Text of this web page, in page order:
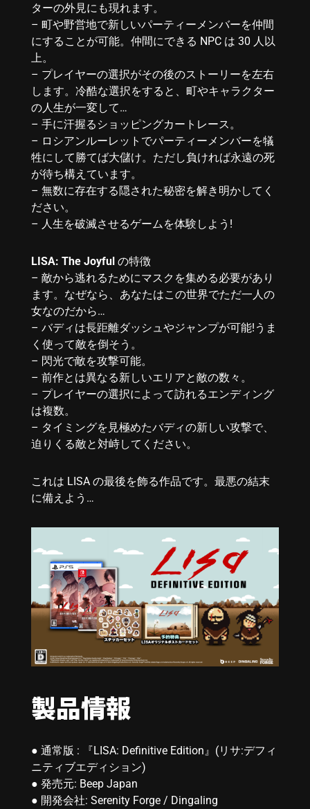
ターの外見にも現れます。
– 町や野営地で新しいパーティーメンバーを仲間
にすることが可能。仲間にできる NPC は 30 人以
上。
– プレイヤーの選択がその後のストーリーを左右
します。冷酷な選択をすると、町やキャラクター
の人生が一変して…
– 手に汗握るショッピングカートレース。
– ロシアンルーレットでパーティーメンバーを犠
牲にして勝てば大儲け。ただし負ければ永遠の死
が待ち構えています。
– 無数に存在する隠された秘密を解き明かしてく
ださい。
– 人生を破滅させるゲームを体験しよう!
LISA: The Joyful の特徴
– 敵から逃れるためにマスクを集める必要があり
ます。なぜなら、あなたはこの世界でただ一人の
女なのだから…
– バディは長距離ダッシュやジャンプが可能!うま
く使って敵を倒そう。
– 閃光で敵を攻撃可能。
– 前作とは異なる新しいエリアと敵の数々。
– プレイヤーの選択によって訪れるエンディング
は複数。
– タイミングを見極めたバディの新しい攻撃で、
迫りくる敵と対峙してください。
これは LISA の最後を飾る作品です。最悪の結末
に備えよう…
製品情報
● 通常版 : 『LISA: Definitive Edition』(リサ:デフィ
ニティブエディション)
● 発売元: Beep Japan
● 開発会社: Serenity Forge / Dingaling